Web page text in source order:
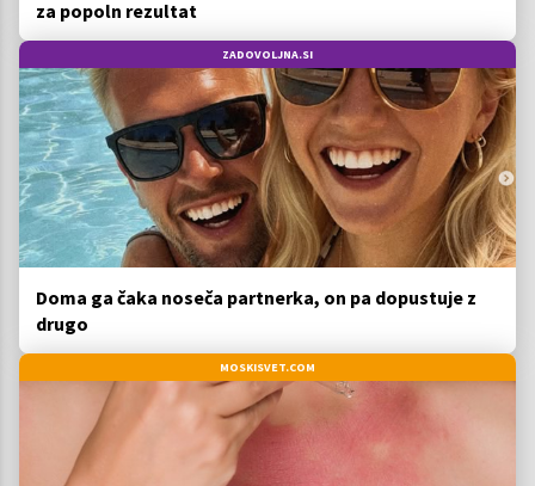
za popoln rezultat
ZADOVOLJNA.SI
Doma ga čaka noseča partnerka, on pa dopustuje z
drugo
MOSKISVET.COM